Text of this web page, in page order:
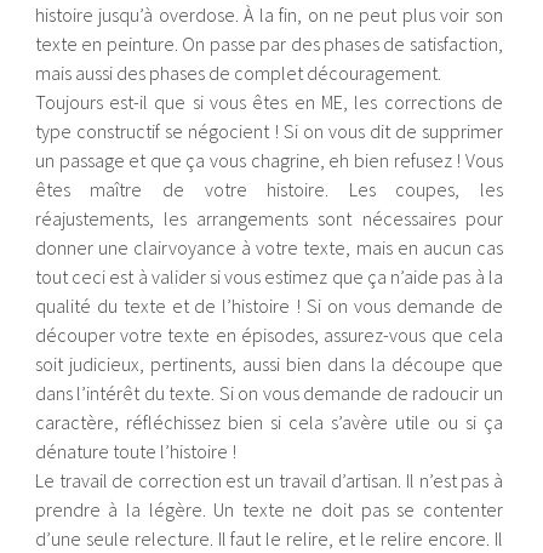
histoire jusqu’à overdose. À la fin, on ne peut plus voir son
texte en peinture. On passe par des phases de satisfaction,
mais aussi des phases de complet découragement.
Toujours est-il que si vous êtes en ME, les corrections de
type constructif se négocient ! Si on vous dit de supprimer
un passage et que ça vous chagrine, eh bien refusez ! Vous
êtes maître de votre histoire. Les coupes, les
réajustements, les arrangements sont nécessaires pour
donner une clairvoyance à votre texte, mais en aucun cas
tout ceci est à valider si vous estimez que ça n’aide pas à la
qualité du texte et de l’histoire ! Si on vous demande de
découper votre texte en épisodes, assurez-vous que cela
soit judicieux, pertinents, aussi bien dans la découpe que
dans l’intérêt du texte. Si on vous demande de radoucir un
caractère, réfléchissez bien si cela s’avère utile ou si ça
dénature toute l’histoire !
Le travail de correction est un travail d’artisan. Il n’est pas à
prendre à la légère. Un texte ne doit pas se contenter
d’une seule relecture. Il faut le relire, et le relire encore. Il